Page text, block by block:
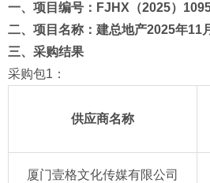
一、项目编号：FJHX（2025）10
二、项目名称： 建总地产2025年11
三、 采购结果
采购包1：
供应商名称
厦门壹格文化传媒有限公司